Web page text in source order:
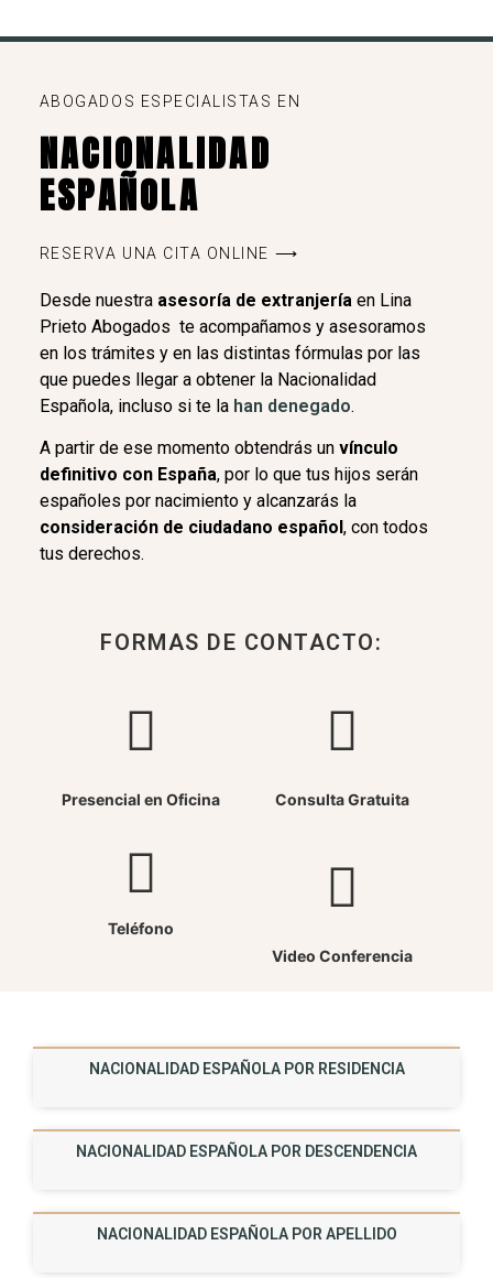
ABOGADOS ESPECIALISTAS EN
NACIONALIDAD
ESPAÑOLA
RESERVA UNA CITA ONLINE ⟶
Desde nuestra asesoría de extranjería en Lina
Prieto Abogados te acompañamos y asesoramos
en los trámites y en las distintas fórmulas por las
que puedes llegar a obtener la Nacionalidad
Española, incluso si te la han denegado.
A partir de ese momento obtendrás un vínculo
definitivo con España, por lo que tus hijos serán
españoles por nacimiento y alcanzarás la
consideración de ciudadano español , con todos
tus derechos.
FORMAS DE CONTACTO:
Presencial en Oficina Consulta Gratuita
Teléfono
Video Conferencia
NACIONALIDAD ESPAÑOLA POR RESIDENCIA
NACIONALIDAD ESPAÑOLA POR DESCENDENCIA
NACIONALIDAD ESPAÑOLA POR APELLIDO